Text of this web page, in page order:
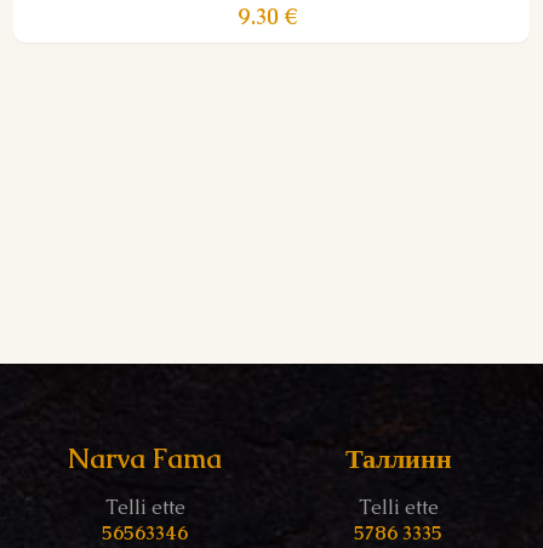
9.30 €
Narva Fama
Telli ette
56563346
Таллинн
Telli ette
5786 3335